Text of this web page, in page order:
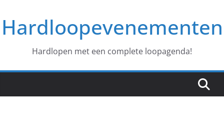
naar
deHardloopevenementen
Hardlopen met een complete loopagenda!